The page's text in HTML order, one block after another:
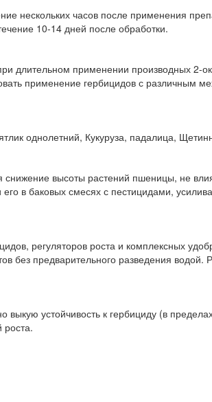
нескольких часов после применения
10-14 дней после обработки.
длительном применении производных 2-
применение гербицидов с различным
однолетний, Кукуруза, падалица,
высоты растений пшеницы, не
в баковых смесях с пести­цидами,
регуляторов роста и комплексных
без предварительного разведения
выкую устойчи­вость к гербициду (в
роста.